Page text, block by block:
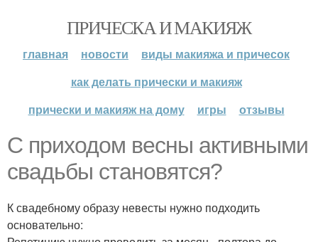
ПРИЧЕСКА И МАКИЯЖ
главная новости
виды макияжа и причесок
как делать прически и макияж
прически и макияж на дому
игры отзывы
С приходом весны активными
свадьбы становятся?
К свадебному образу невесты нужно подходить
основательно: